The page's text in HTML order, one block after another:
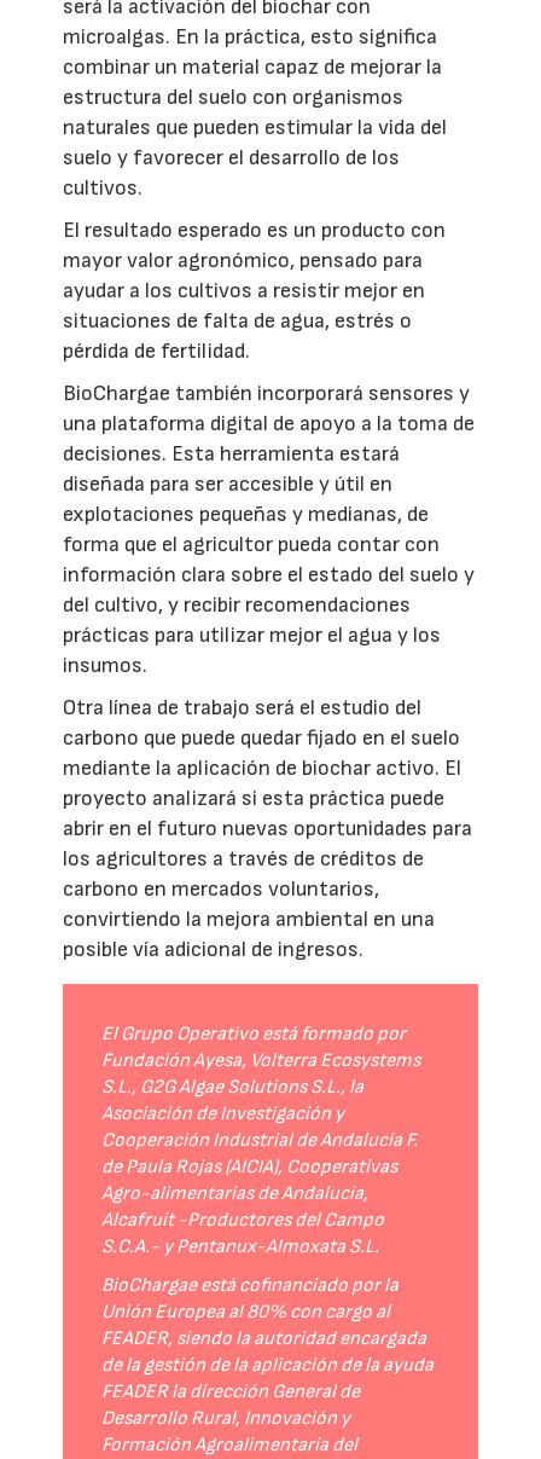
será la activación del biochar con
microalgas. En la práctica, esto significa
combinar un material capaz de mejorar la
estructura del suelo con organismos
naturales que pueden estimular la vida del
suelo y favorecer el desarrollo de los
cultivos.
El resultado esperado es un producto con
mayor valor agronómico, pensado para
ayudar a los cultivos a resistir mejor en
situaciones de falta de agua, estrés o
pérdida de fertilidad.
BioChargae también incorporará sensores y
una plataforma digital de apoyo a la toma de
decisiones. Esta herramienta estará
diseñada para ser accesible y útil en
explotaciones pequeñas y medianas, de
forma que el agricultor pueda contar con
información clara sobre el estado del suelo y
del cultivo, y recibir recomendaciones
prácticas para utilizar mejor el agua y los
insumos.
Otra línea de trabajo será el estudio del
carbono que puede quedar fijado en el suelo
mediante la aplicación de biochar activo. El
proyecto analizará si esta práctica puede
abrir en el futuro nuevas oportunidades para
los agricultores a través de créditos de
carbono en mercados voluntarios,
convirtiendo la mejora ambiental en una
posible vía adicional de ingresos.
El Grupo Operativo está formado por
Fundación Ayesa, Volterra Ecosystems
S.L., G2G Algae Solutions S.L., la
Asociación de Investigación y
Cooperación Industrial de Andalucía F.
de Paula Rojas (AICIA), Cooperativas
Agro-alimentarias de Andalucía,
Alcafruit -Productores del Campo
S.C.A.- y Pentanux-Almoxata S.L.
BioChargae está cofinanciado por la
Unión Europea al 80% con cargo al
FEADER, siendo la autoridad encargada
de la gestión de la aplicación de la ayuda
FEADER la dirección General de
Desarrollo Rural, Innovación y
Formación Agroalimentaria del